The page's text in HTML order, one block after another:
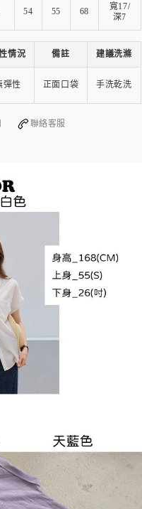
54 55 68
寬17/
深7
情況 備註 建議洗滌
彈性 正面口袋 手洗乾洗
聯絡客服